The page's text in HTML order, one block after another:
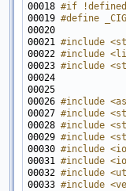
00018 #if
00019 #define
00020
00021 #include
00022 #include
00023 #include
00026 #include
00027 #include
00028 #include
00029 #include
00030 #include
00031 #include
00032 #include
00033 #include